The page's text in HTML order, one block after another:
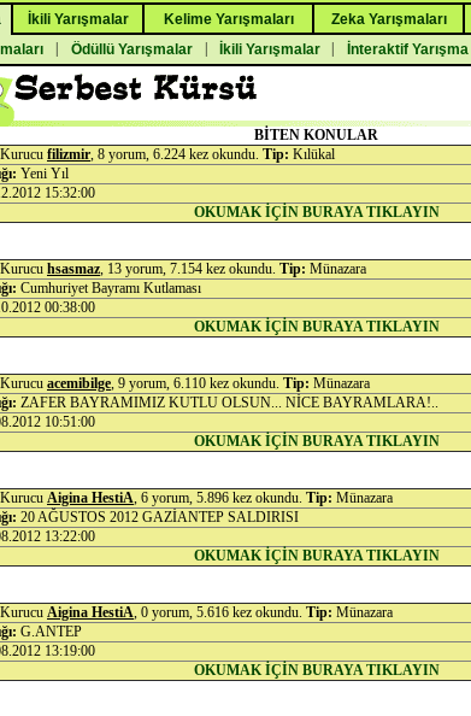
İkili Yarışmalar Kelime Yarışmaları Zeka Yarışmaları
Ödüllü Yarışmalar İkili Yarışmalar İnteraktif Yarışma
BİTEN KONULAR
Kurucu filizmir, 8 yorum, 6.224 kez okundu. Tip: Kılükal
Yeni Yıl
15:32:00
OKUMAK İÇİN BURAYA TIKLAYIN
Kurucu hsasmaz, 13 yorum, 7.154 kez okundu. Tip: Münazara
Cumhuriyet Bayramı Kutlaması
00:38:00
OKUMAK İÇİN BURAYA TIKLAYIN
Kurucu acemibilge, 9 yorum, 6.110 kez okundu. Tip: Münazara
ZAFER BAYRAMIMIZ KUTLU OLSUN... NİCE BAYRAMLARA!..
10:51:00
OKUMAK İÇİN BURAYA TIKLAYIN
Kurucu Aigina HestiA, 6 yorum, 5.896 kez okundu. Tip: Münazara
20 AĞUSTOS 2012 GAZİANTEP SALDIRISI
13:22:00
OKUMAK İÇİN BURAYA TIKLAYIN
Kurucu Aigina HestiA, 0 yorum, 5.616 kez okundu. Tip: Münazara
G.ANTEP
13:19:00
OKUMAK İÇİN BURAYA TIKLAYIN